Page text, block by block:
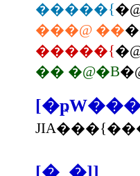
�����{
���@ ��
�����{
�� �@�B